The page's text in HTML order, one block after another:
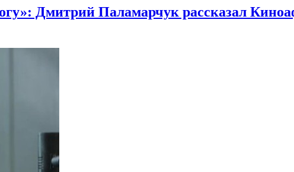
Дмитрий Паламарчук рассказал